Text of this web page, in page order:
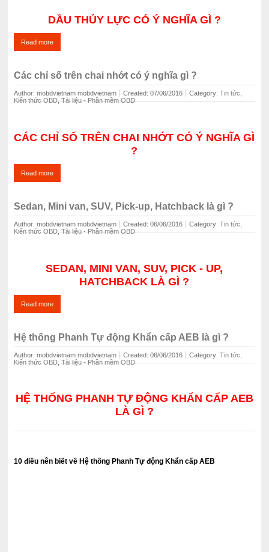
DẦU THỦY LỰC CÓ Ý NGHĨA GÌ ?
Read more
Các chỉ số trên chai nhớt có ý nghĩa gì ?
Author: mobdvietnam mobdvietnam Created: 07/06/2016 Category: ‍Tin tức,
Kiến thức OBD,Tài liệu - Phần mềm OBD
CÁC CHỈ SỐ TRÊN CHAI NHỚT CÓ Ý NGHĨA GÌ
?
Read more
Sedan, Mini van, SUV, Pick-up, Hatchback là gì ?
Author: mobdvietnam mobdvietnam Created: 06/06/2016 Category: ‍Tin tức,
Kiến thức OBD,Tài liệu - Phần mềm OBD
SEDAN, MINI VAN, SUV, PICK - UP,
HATCHBACK LÀ GÌ ?
Read more
Hệ thống Phanh Tự động Khẩn cấp AEB là gì ?
Author: mobdvietnam mobdvietnam Created: 06/06/2016 Category: ‍Tin tức,
Kiến thức OBD,Tài liệu - Phần mềm OBD
HỆ THỐNG PHANH TỰ ĐỘNG KHẨN CẤP AEB
LÀ GÌ ?
10 điều nên biết về Hệ thống Phanh Tự động Khẩn cấp AEB